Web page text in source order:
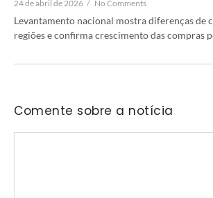
24 de abril de 2026 / No Comments
Levantamento nacional mostra diferenças de
regiões e confirma crescimento das compras
Comente sobre a notícia